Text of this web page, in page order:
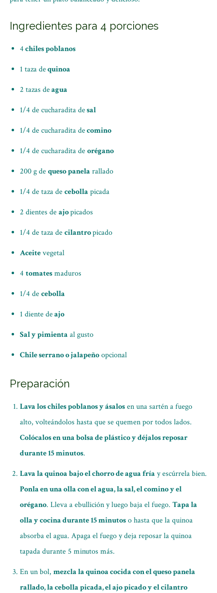
Ingredientes para 4 porciones
4chiles poblanos
1 taza dequinoa
2 tazas deagua
1/4 de cucharadita desal
1/4 de cucharadita decomino
1/4 de cucharadita deorégano
200 g dequeso panela rallado
1/4 de taza decebolla picada
2 dientes deajopicados
1/4 de taza decilantropicado
Aceitevegetal
4 tomatesmaduros
1/4 decebolla
1 diente deajo
Sal y pimienta al gusto
Chile serrano o jalapeñoopcional
Preparación
Lava los chiles poblanos y ásalosen una sartén a fuego
alto, volteándolos hasta que se quemen por todos lados.
Colócalos en una bolsa de plástico y déjalos reposar
durante 15 minutos.
Lava la quinoa bajo el chorro de agua fría y escúrrela bien.
Ponla en una olla con el agua, la sal, el comino y el
orégano. Lleva a ebullición y luego baja el fuego. Tapa la
olla y cocina durante 15 minutoso hasta que la quinoa
absorba el agua. Apaga el fuego y deja reposar la quinoa
tapada durante 5 minutos más.
En un bol, mezcla la quinoa cocida con el queso panela
rallado, la cebolla picada, el ajo picado y el cilantro